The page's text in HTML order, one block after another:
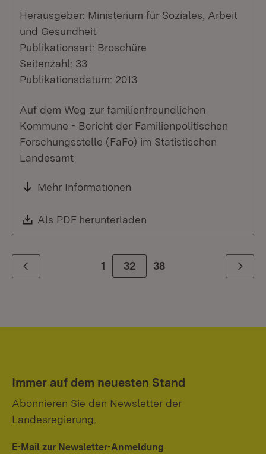
Herausgeber: Ministerium für Soziales, Arbeit
und Gesundheit
Publikationsart: Broschüre
Seitenzahl: 33
Publikationsdatum: 2013
Auf dem Weg zur familienfreundlichen
Kommune - Bericht der Familienpolitischen
Forschungsstelle (FaFo) im Statistischen
Landesamt
Mehr Informationen
Download:
Als PDF herunterladen
Zurück 1 Zur Seite
32 38 Weiter
Immer auf dem neuesten Stand
Abonnieren Sie den Newsletter der
Landesregierung.
E-Mail zur Newsletter-Anmeldung